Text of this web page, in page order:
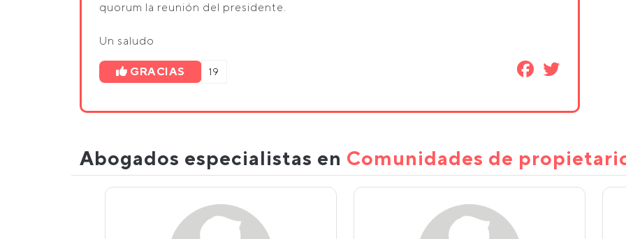
quorum la reunión del presidente.
Un saludo
GRACIAS 19
Abogados especialistas en Comunidades de